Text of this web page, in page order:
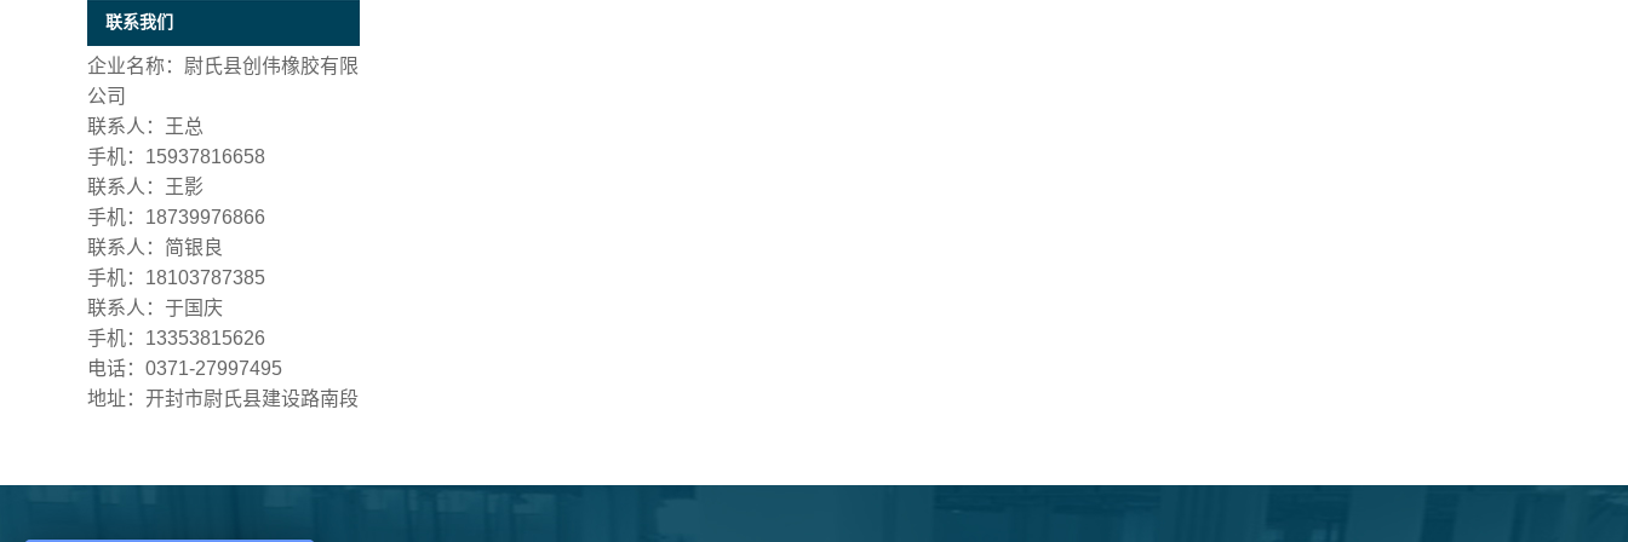
联系我们
企业名称：尉氏县创伟橡胶有限
公司
联系人：王总
手机：15937816658
联系人：王影
手机：18739976866
联系人：简银良
手机：18103787385
联系人：于国庆
手机：13353815626
电话：0371-27997495
地址：开封市尉氏县建设路南段